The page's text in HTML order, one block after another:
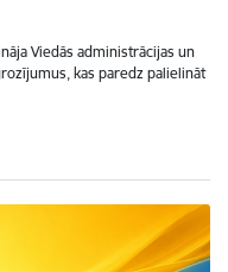
Viedās administrācijas un
kas paredz palielināt